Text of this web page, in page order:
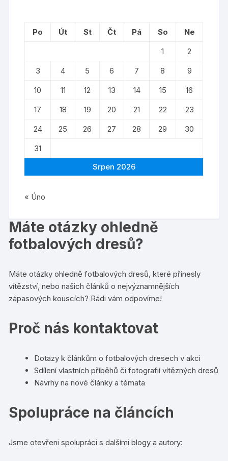
Máte otázky ohledně
fotbalových dresů?
Máte otázky ohledně fotbalových dresů, které přinesly
vítězství, nebo našich článků o nejvýznamnějších
zápasových kouscích? Rádi vám odpovíme!
Proč nás kontaktovat
Dotazy k článkům o fotbalových dresech v akci
Sdílení vlastních příběhů či fotografií vítězných dresů
Návrhy na nové články a témata
Spolupráce na článcích
Jsme otevřeni spolupráci s dalšími blogy a autory:
Srpen 2026
Po Út St Čt Pá So
Ne
1
2
3
4 5 6 7 8
9
10
11 12 13 14 15
16
17
18 19 20 21 22
23
24
25 26 27 28 29
30
31
« Úno